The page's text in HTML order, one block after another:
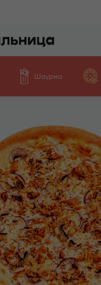
Шаурма